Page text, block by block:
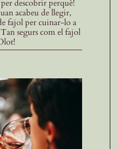
descobrir perquè!
acabeu de llegir,
fajol per cuinar-lo a
Tan segurs com el fajol